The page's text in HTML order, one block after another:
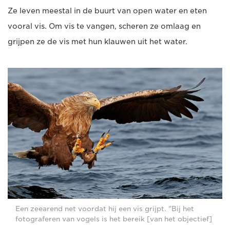
Ze leven meestal in de buurt van open water en eten
vooral vis. Om vis te vangen, scheren ze omlaag en
grijpen ze de vis met hun klauwen uit het water.
Een zeearend net voordat hij een vis grijpt. "Bij het
fotograferen van vogels is het bereik [van het objectief]